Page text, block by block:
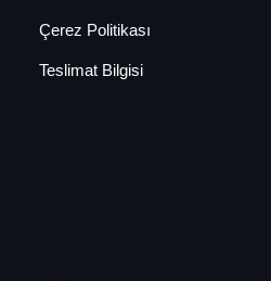
Çerez Politikası
Teslimat Bilgisi